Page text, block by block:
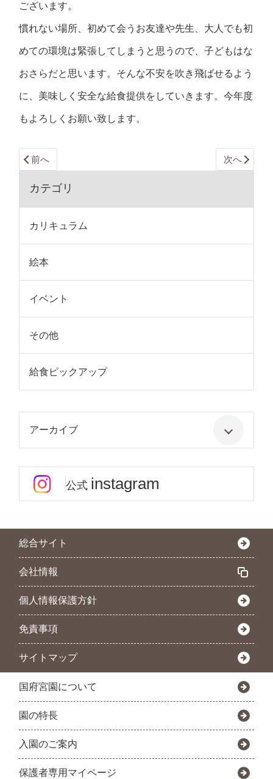
ございます。
慣れない場所、初めて会うお友達や先生、大人でも初
めての環境は緊張してしまうと思うので、子どもはな
おさらだと思います。そんな不安を吹き飛ばせるよう
に、美味しく安全な給食提供をしていきます。今年度
もよろしくお願い致します。
前へ 次へ
カテゴリ
カリキュラム
絵本
イベント
その他
給食ピックアップ
アーカイブ
公式 instagram
総合サイト
会社情報
個人情報保護方針
免責事項
サイトマップ
国府宮園について
園の特長
入園のご案内
保護者専用マイページ